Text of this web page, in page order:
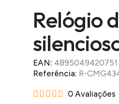
Relógio
EAN: 4895049420751
Referência: R-
0 Avaliações